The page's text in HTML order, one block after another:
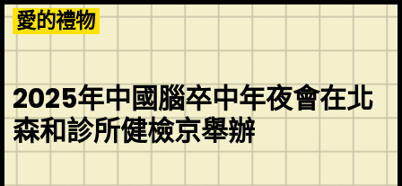
Skip
to
content
愛的禮物
2025年中國腦卒中年夜會在北
森和診所健檢京舉辦